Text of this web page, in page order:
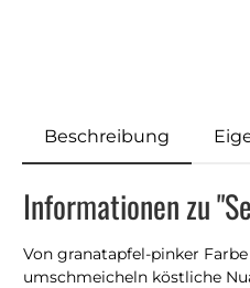
Beschreibung
Informationen zu
Von granatapfel-pinker
umschmeicheln köstliche